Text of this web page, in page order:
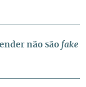
não são fake